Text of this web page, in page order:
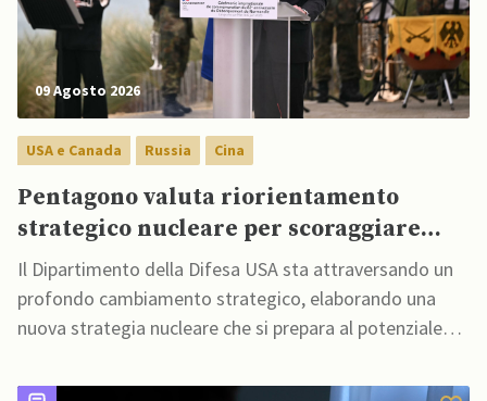
09 Agosto 2026
USA e Canada Russia Cina
Pentagono valuta riorientamento
strategico nucleare per scoraggiare
Cina e Russia senza innescare
escalation globale
Il Dipartimento della Difesa USA sta attraversando un
profondo cambiamento strategico, elaborando una
nuova strategia nucleare che si prepara al potenziale
regionale contro la Cina o la Russia